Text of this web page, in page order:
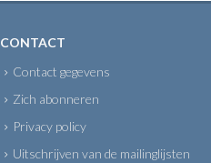
CONTACT
Contact gegevens
Zich abonneren
Privacy policy
Uitschrijven van de mailinglijsten